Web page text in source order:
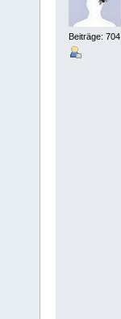
Beiträge: 704